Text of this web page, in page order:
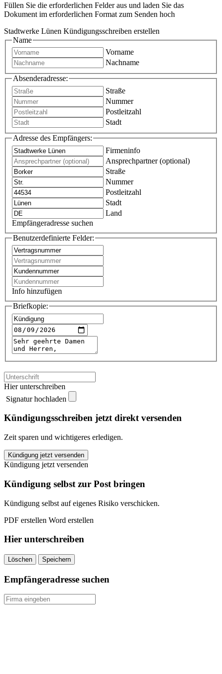
Füllen Sie die erforderlichen Felder aus und laden Sie das
Dokument im erforderlichen Format zum Senden hoch
Stadtwerke Lünen Kündigungsschreiben erstellen
Name
Vorname
Nachname
Absenderadresse:
Straße
Nummer
Postleitzahl
Stadt
Adresse des Empfängers:
Firmeninfo
Ansprechpartner (optional)
Straße
Nummer
Postleitzahl
Stadt
Land
Empfängeradresse suchen
Benutzerdefinierte Felder:
Info hinzufügen
Briefkopie:
Hier unterschreiben
Signatur hochladen
Kündigungsschreiben jetzt direkt versenden
Zeit sparen und wichtigeres erledigen.
Stadtwerke
Lünen
kündigen
quantity
Kündigung jetzt versenden
Kündigung jetzt versenden
Kündigung selbst zur Post bringen
Kündigung selbst auf eigenes Risiko verschicken.
PDF erstellen Word erstellen
Hier unterschreiben
Löschen Speichern
Empfängeradresse suchen